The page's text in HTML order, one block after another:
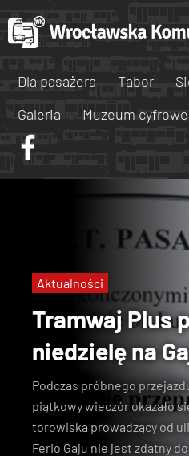
Dla pasażera Tabor
Galeria
Muzeum cyfrowe
Tramwaj Plus
niedzielę na
Podczas próbnego
piątkowy wieczór okazało
torowiska prowadzący od
Ferio Gaju nie jest zdatny do
Aktualności